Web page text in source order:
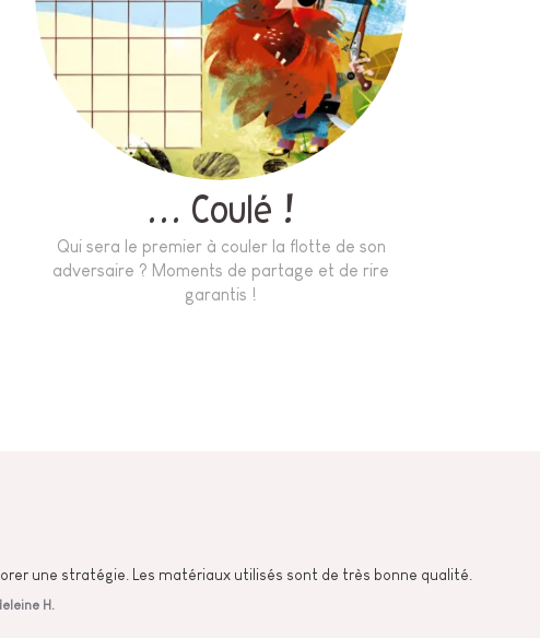
… Coulé !
Qui sera le premier à couler la flotte de son
adversaire ? Moments de partage et de rire
garantis !
une stratégie. Les matériaux utilisés sont de très bonne qualité.
H.